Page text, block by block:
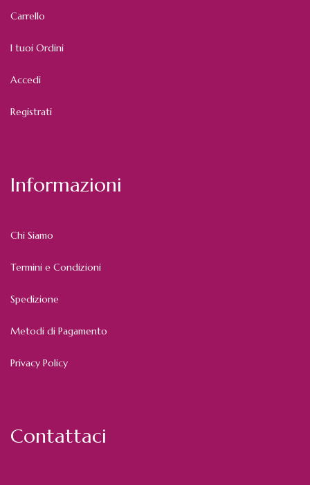
Carrello
I tuoi Ordini
Accedi
Registrati
Informazioni
Chi Siamo
Termini e Condizioni
Spedizione
Metodi di Pagamento
Privacy Policy
Contattaci